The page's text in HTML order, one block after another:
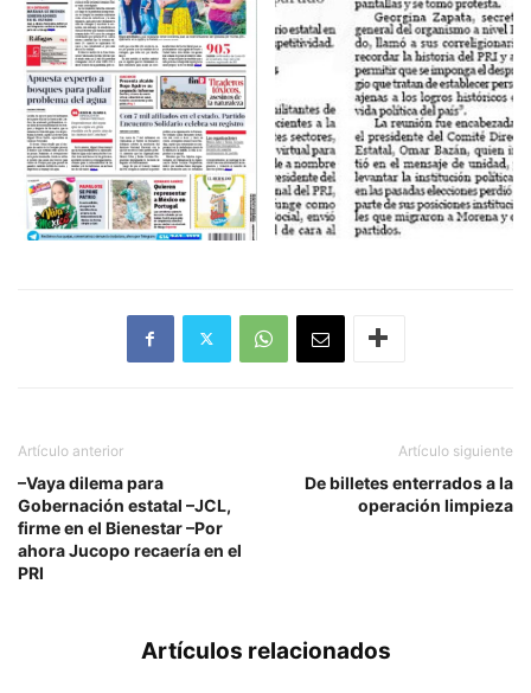
Artículo anterior
–Vaya dilema para
Gobernación estatal –JCL,
firme en el Bienestar –Por
ahora Jucopo recaería en el
PRI
Artículo siguiente
De billetes enterrados a la
operación limpieza
Artículos relacionados